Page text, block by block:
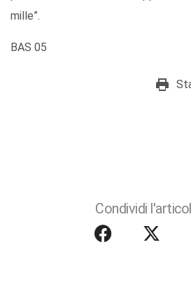
mille”.
BAS 05
Condividi